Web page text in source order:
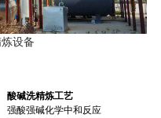
设备
酸碱洗精炼工艺
强酸强碱化学中和反应